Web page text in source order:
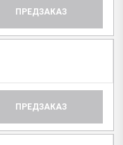
ПРЕДЗАКАЗ
ПРЕДЗАКАЗ